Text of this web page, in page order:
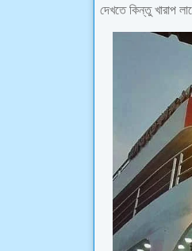
দেখতে কিন্তু খারাপ